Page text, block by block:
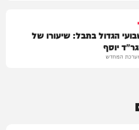
הגדול בתבל: שיעורו של
יוסף
המחדש